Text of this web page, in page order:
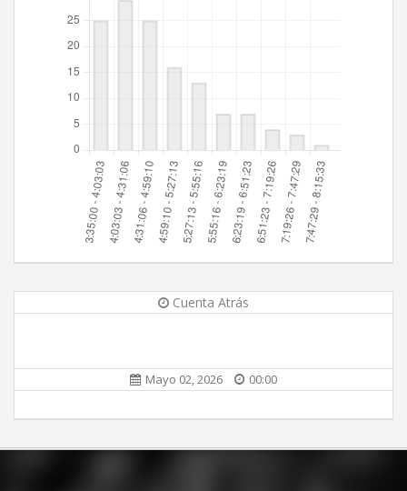
Cuenta Atrás
Mayo 02, 2026 00:00